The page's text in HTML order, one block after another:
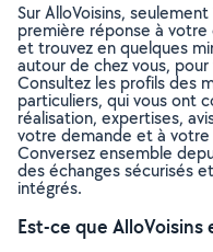
Sur AlloVoisins,
première réponse à
et trouvez en quelques
autour de chez vous,
Consultez les profils des
particuliers, qui vous ont
réalisation, expertises,
votre demande et à
Conversez ensemble
des échanges sécurisés
intégrés.
Est-ce que AlloVoisins